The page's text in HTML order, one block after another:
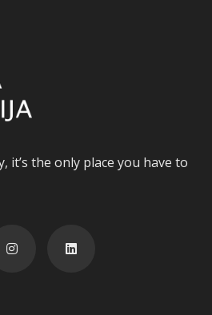
it’s the only place you have to